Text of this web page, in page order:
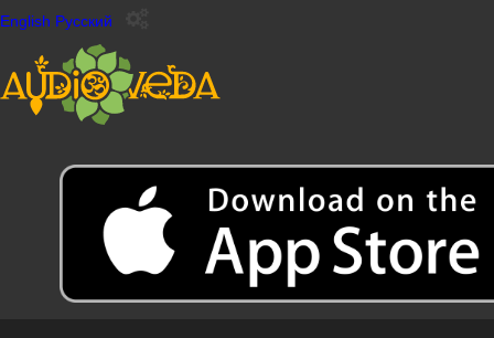
English Русский